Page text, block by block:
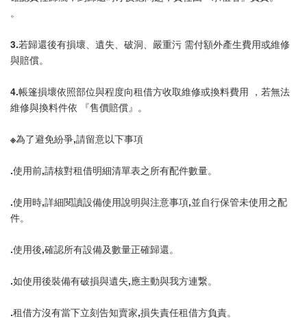
。
3.若歸還後有損壞、遺失、破洞、嚴重污 需付額外產生費用或維修
與賠償。
4.帳篷損壞依照部位與程度向租借方收取維修或換料費用 ，若無法
維修與換料件依 『售價賠償』。
※為了避免紛爭,請留意以下事項
.使用前,請核對租借明細清單表之所有配件數量。
.使用時,詳細閱讀設備使用說明與注意事項,並自行保管未使用之配
件。
.使用後,確認所有設備及數量正確歸還。
.如使用後裝備有破損與遺失,應主動與我方連繋。
.租借方沒有當下立刻告知賣家,損失責任租借方負責。